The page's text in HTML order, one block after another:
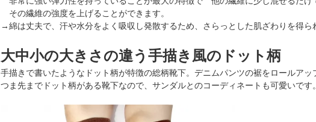
その繊維の強度を上げることができます。
→綿は丈夫で、汗や水分をよく吸収し発散するため、さらっとした肌ざわりを得ら
大中小の大きさの違う手描き風のドット柄
手描きで書いたようなドット柄が特徴の総柄靴下。デニムパンツの裾をロールアッ
つま先までドット柄がある靴下なので、サンダルとのコーディネートも可愛いです。